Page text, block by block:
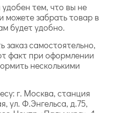
тем, что вы не
можете забрать товар в
будет удобно.
заказ самостоятельно,
факт при оформлении
несколькими
г. Москва, станция
ул. Ф.Энгельса, д.75,